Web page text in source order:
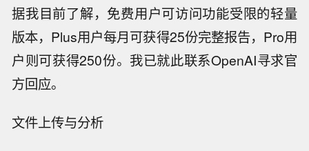
据我目前了解，免费用户可访问功能受限的轻量
版本，Plus用户每月可获得25份完整报告，Pro用
户则可获得250份。我已就此联系OpenAI寻求官
方回应。
文件上传与分析